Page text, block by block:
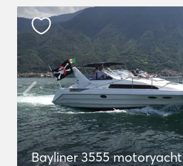
Bayliner 3555 motoryacht